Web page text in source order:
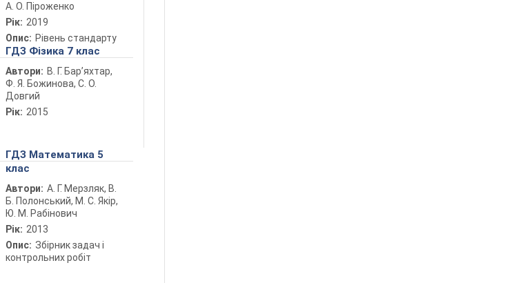
А. О. Піроженко
Рік: 2019
Опис: Рівень стандарту
ГДЗ Фізика 7 клас
Автори: В. Г. Бар’яхтар,
Ф. Я. Божинова, С. О.
Довгий
Рік: 2015
ГДЗ Математика 5
клас
Автори: А. Г. Мерзляк, В.
Б. Полонський, М. С. Якір,
Ю. М. Рабінович
Рік: 2013
Опис: Збірник задач і
контрольних робіт